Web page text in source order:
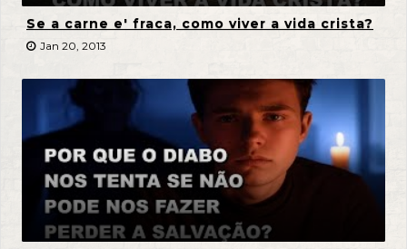
Se a carne e' fraca, como viver a vida crista?
Jan 20, 2013